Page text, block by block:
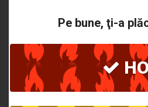
Pe bune, ţi-a